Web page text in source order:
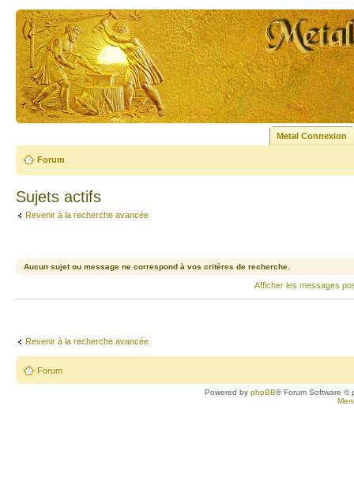
Metal Connexion
Forum
Sujets actifs
Revenir à la recherche avancée
Aucun sujet ou message ne correspond à vos critères de recherche.
Afficher les messages
Revenir à la recherche avancée
Forum
Powered byphpBB® Forum Software ©